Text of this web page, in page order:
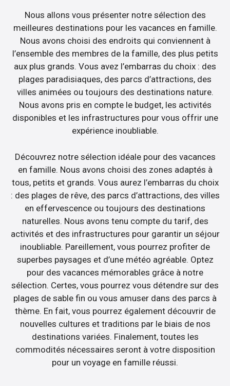
Nous allons vous présenter notre sélection des
meilleures destinations pour les vacances en famille.
Nous avons choisi des endroits qui conviennent à
l’ensemble des membres de la famille, des plus petits
aux plus grands. Vous avez l’embarras du choix : des
plages paradisiaques, des parcs d’attractions, des
villes animées ou toujours des destinations nature.
Nous avons pris en compte le budget, les activités
disponibles et les infrastructures pour vous offrir une
expérience inoubliable.
Découvrez notre sélection idéale pour des vacances
en famille. Nous avons choisi des zones adaptés à
tous, petits et grands. Vous aurez l’embarras du choix
: des plages de rêve, des parcs d’attractions, des villes
en effervescence ou toujours des destinations
naturelles. Nous avons tenu compte du tarif, des
activités et des infrastructures pour garantir un séjour
inoubliable. Pareillement, vous pourrez profiter de
superbes paysages et d’une météo agréable. Optez
pour des vacances mémorables grâce à notre
sélection. Certes, vous pourrez vous détendre sur des
plages de sable fin ou vous amuser dans des parcs à
thème. En fait, vous pourrez également découvrir de
nouvelles cultures et traditions par le biais de nos
destinations variées. Finalement, toutes les
commodités nécessaires seront à votre disposition
pour un voyage en famille réussi.